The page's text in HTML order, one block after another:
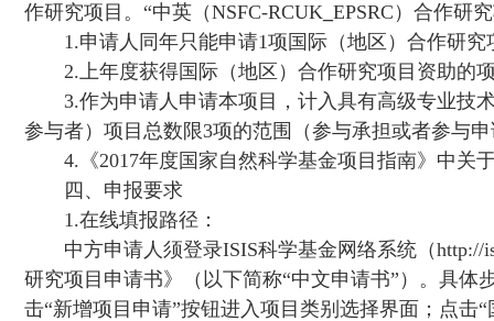
作研究项目。“中英（NSFC-RCUK EPSRC ）合作研
1.申请人同年只能申请1项国际（地区）合作研究
2.上年度获得国际（地区）合作研究项目资助的
3.作为申请人申请本项目，计入具有高级专业技
参与者）项目总数限3项的范围（参与承担或者参与
4. 《2017年度国家自然科学基金项目指南》中关
四、申报要求
1.在线填报路径：
中方申请人须登录ISIS科学基金网络系统（http://
研究项目申请书》（以下简称“中文申请书”）。具体
击“新增项目申请”按钮进入项目类别选择界面；点击